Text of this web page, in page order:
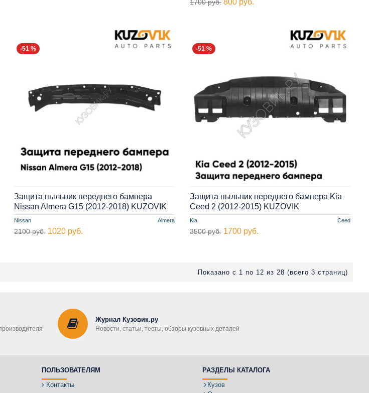
1700 руб. 800 руб.
-51 %
Nissan Almera
Защита пыльник переднего бампера
Nissan Almera G15 (2012-2018) KUZOVIK
2100 руб. 1020 руб.
-51 %
Kia Ceed
Защита пыльник переднего бампера Kia
Ceed 2 (2012-2015) KUZOVIK
3500 руб. 1700 руб.
Показано с 1 по 12 из 28 (всего 3 страниц)
Журнал Кузовик.ру
Новости, статьи, тесты, обзоры кузовных деталей
ПОЛЬЗОВАТЕЛЯМ
Контакты
РАЗДЕЛЫ КАТАЛОГА
Кузов